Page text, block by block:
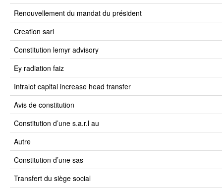
renouvellement du mandat du président
creation sarl
constitution lemyr advisory
ey radiation faiz
intralot capital increase head transfer
avis de constitution
constitution d’une s.a.r.l au
autre
constitution d’une sas
transfert du siège social